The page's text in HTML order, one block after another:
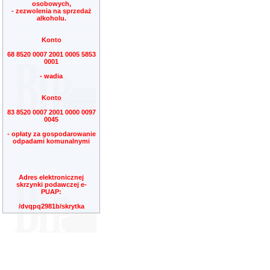
osobowych,
- zezwolenia na sprzedaż
alkoholu.
Konto
68 8520 0007 2001 0005 5853
0001
- wadia
Konto
83 8520 0007 2001 0000 0097
0045
- opłaty za gospodarowanie
odpadami komunalnymi
Adres elektronicznej
skrzynki podawczej e-
PUAP:
/dvqpq2981b/skrytka